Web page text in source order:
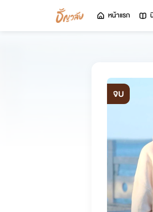
หน้าแรก
จบ